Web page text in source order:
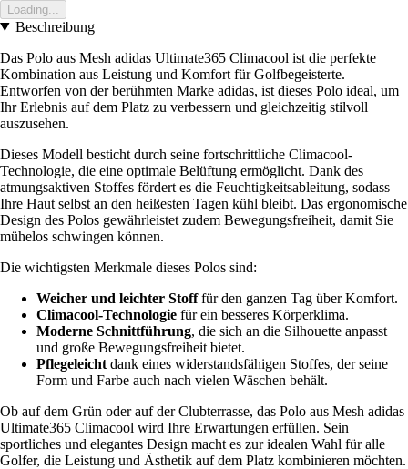
Loading...
Beschreibung
Das Polo aus Mesh adidas Ultimate365 Climacool ist die perfekte
Kombination aus Leistung und Komfort für Golfbegeisterte.
Entworfen von der berühmten Marke adidas, ist dieses Polo ideal, um
Ihr Erlebnis auf dem Platz zu verbessern und gleichzeitig stilvoll
auszusehen.
Dieses Modell besticht durch seine fortschrittliche Climacool-
Technologie, die eine optimale Belüftung ermöglicht. Dank des
atmungsaktiven Stoffes fördert es die Feuchtigkeitsableitung, sodass
Ihre Haut selbst an den heißesten Tagen kühl bleibt. Das ergonomische
Design des Polos gewährleistet zudem Bewegungsfreiheit, damit Sie
mühelos schwingen können.
Die wichtigsten Merkmale dieses Polos sind:
Weicher und leichter Stofffür den ganzen Tag über Komfort.
Climacool-Technologie für ein besseres Körperklima.
Moderne Schnittführung, die sich an die Silhouette anpasst
und große Bewegungsfreiheit bietet.
Pflegeleicht dank eines widerstandsfähigen Stoffes, der seine
Form und Farbe auch nach vielen Wäschen behält.
Ob auf dem Grün oder auf der Clubterrasse, das Polo aus Mesh adidas
Ultimate365 Climacool wird Ihre Erwartungen erfüllen. Sein
sportliches und elegantes Design macht es zur idealen Wahl für alle
Golfer, die Leistung und Ästhetik auf dem Platz kombinieren möchten.